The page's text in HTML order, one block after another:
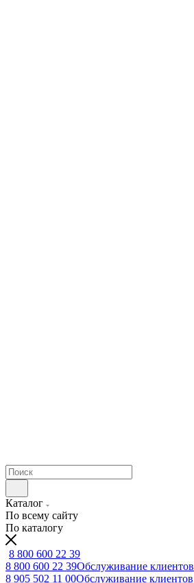
Каталог
По всему сайту
По каталогу
8 800 600 22 39
8 800 600 22 39Обслуживание клиентов
8 905 502 11 00Обслуживание клиентов